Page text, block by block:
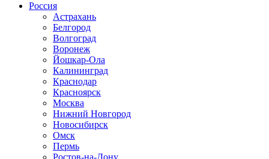
Россия
Астрахань
Белгород
Волгоград
Воронеж
Йошкар-Ола
Калининград
Краснодар
Красноярск
Москва
Нижний Новгород
Новосибирск
Омск
Пермь
Ростов-на-Дону